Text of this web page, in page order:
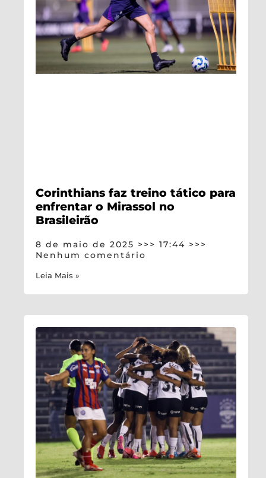
Corinthians faz treino tático para
enfrentar o Mirassol no
Brasileirão
8 de maio de 2025
17:44
Nenhum comentário
Leia Mais »